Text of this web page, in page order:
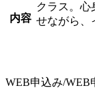
内容
クラス。心
せながら、
WEB申込み/WEB